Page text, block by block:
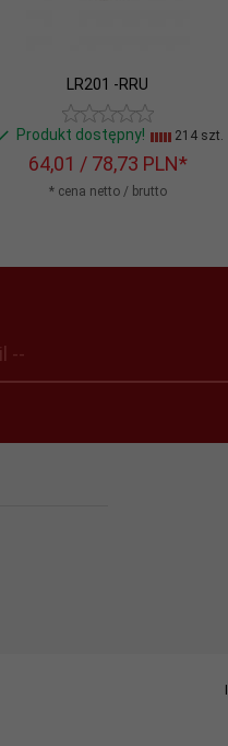
LR201 -RRU
Produkt dostępny! 214 szt.
64,01 / 78,73 PLN*
* cena netto / brutto
--